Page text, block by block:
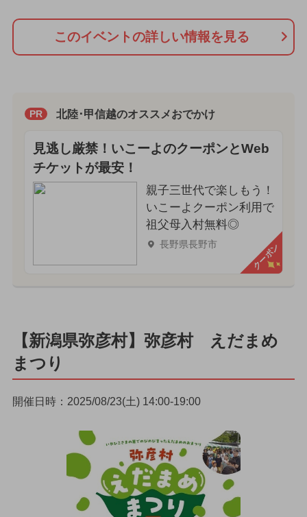
このイベントの詳しい情報を見る
PR 北陸･甲信越のオススメおでかけ
見逃し厳禁！いこーよのクーポンとWeb
チケットが最安！
親子三世代で楽しもう！
いこーよクーポン利用で
祖父母入村無料◎
長野県長野市 クーポン
【新潟県弥彦村】弥彦村 えだまめ
まつり
開催日時：2025/08/23(土) 14:00-19:00